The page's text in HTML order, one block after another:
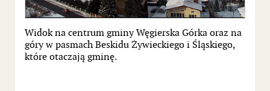
Widok na centrum gminy Węgierska Górka oraz na
góry w pasmach Beskidu Żywieckiego i Śląskiego,
które otaczają gminę.